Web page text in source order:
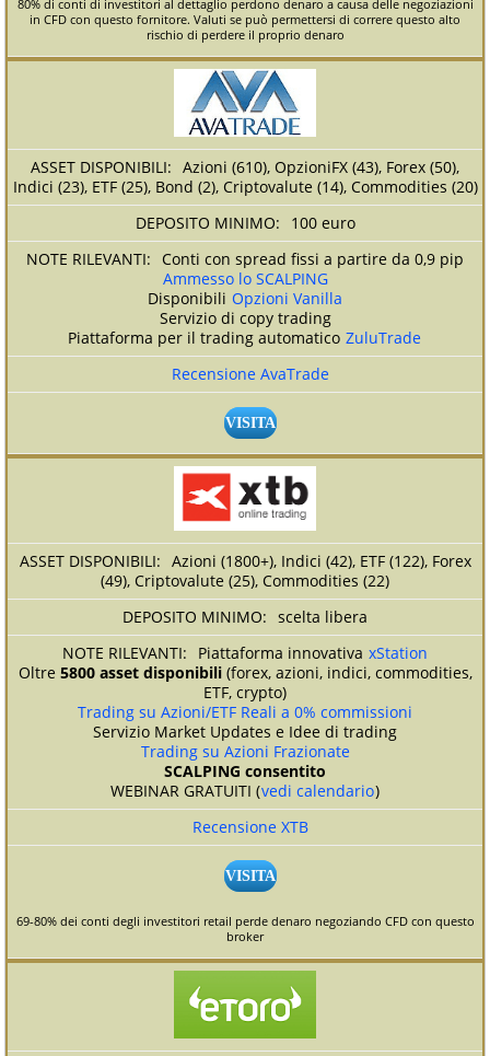
80% di conti di investitori al dettaglio perdono denaro a causa delle negoziazioni
in CFD con questo fornitore. Valuti se può permettersi di correre questo alto
rischio di perdere il proprio denaro
Azioni (610), OpzioniFX (43), Forex (50),
Indici (23), ETF (25), Bond (2), Criptovalute (14), Commodities (20)
100 euro
Conti con spread fissi a partire da 0,9 pip
Ammesso lo SCALPING
Disponibili Opzioni Vanilla
Servizio di copy trading
Piattaforma per il trading automatico ZuluTrade
Recensione AvaTrade
VISITA
Azioni (1800+), Indici (42), ETF (122), Forex
(49), Criptovalute (25), Commodities (22)
scelta libera
Piattaforma innovativa xStation
Oltre 5800 asset disponibili(forex, azioni, indici, commodities,
ETF, crypto)
Trading su Azioni/ETF Reali a 0% commissioni
Servizio Market Updates e Idee di trading
Trading su Azioni Frazionate
SCALPING consentito
WEBINAR GRATUITI (vedi calendario)
Recensione XTB
VISITA
69-80% dei conti degli investitori retail perde denaro negoziando CFD con questo
broker